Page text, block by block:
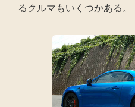
るクルマもいくつかある。